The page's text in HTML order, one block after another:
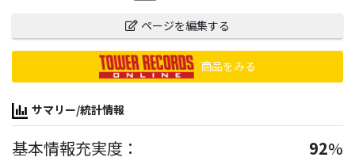
ページを編集する
商品をみる
サマリー/統計情報
基本情報充実度： 92%